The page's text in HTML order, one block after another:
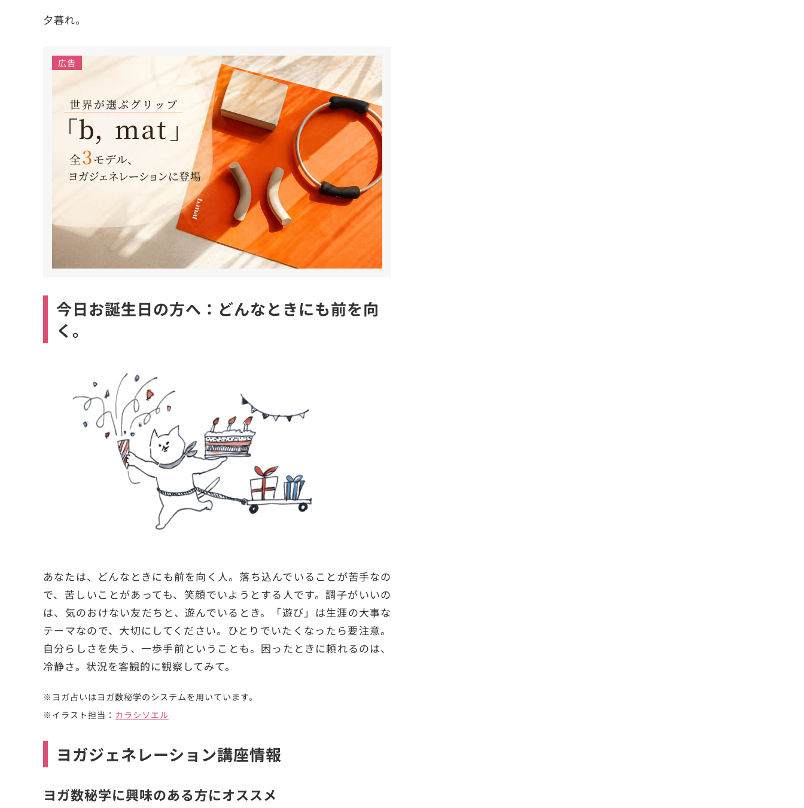
夕暮れ。
広告
今日お誕生日の方へ：どんなときにも前を向
く。
あなたは、どんなときにも前を向く人。落ち込んでいることが苦手なの
で、苦しいことがあっても、笑顔でいようとする人です。調子がいいの
は、気のおけない友だちと、遊んでいるとき。「遊び」は生涯の大事な
テーマなので、大切にしてください。ひとりでいたくなったら要注意。
自分らしさを失う、一歩手前ということも。困ったときに頼れるのは、
冷静さ。状況を客観的に観察してみて。
※ヨガ占いはヨガ数秘学のシステムを用いています。
※イラスト担当： カラシソエル
ヨガジェネレーション講座情報
ヨガ数秘学に興味のある方にオススメ